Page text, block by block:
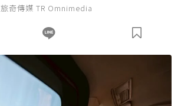
旅奇傳媒 TR Omnimedia